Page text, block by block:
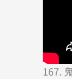
167.